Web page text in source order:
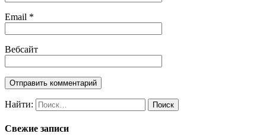
Email *
Вебсайт
Найти:
Свежие записи